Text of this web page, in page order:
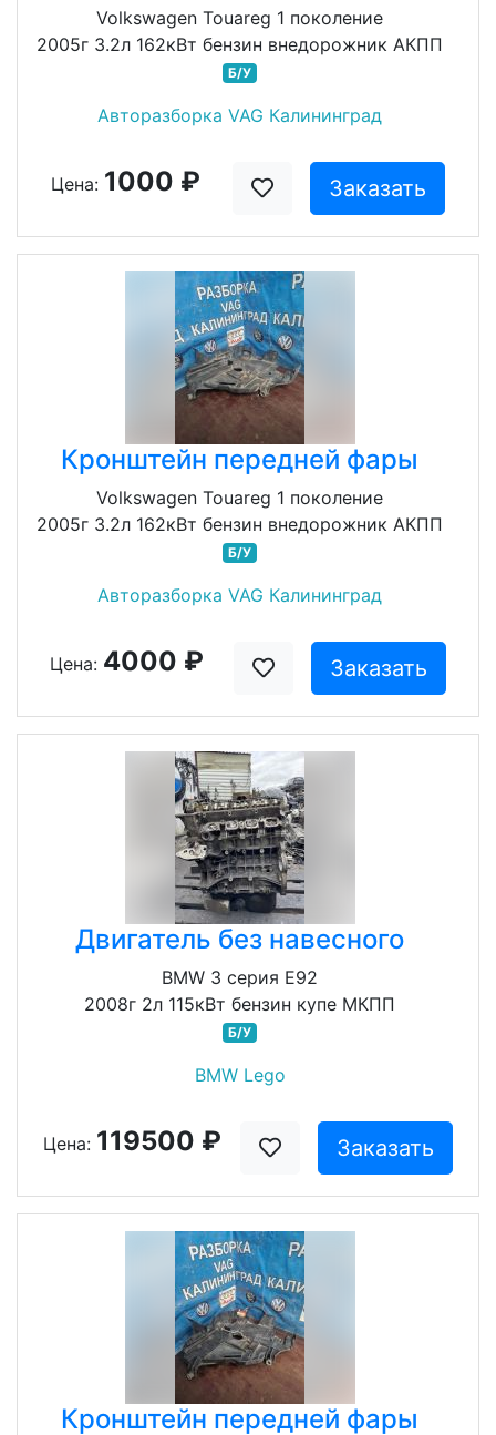
Volkswagen Touareg 1 поколение
2005г 3.2л 162кВт бензин внедорожник АКПП
Б/У
Авторазборка VAG Калининград
Цена: 1000 ₽ Заказать
Кронштейн передней фары
Volkswagen Touareg 1 поколение
2005г 3.2л 162кВт бензин внедорожник АКПП
Б/У
Авторазборка VAG Калининград
Цена: 4000 ₽ Заказать
Двигатель без навесного
BMW 3 серия E92
2008г 2л 115кВт бензин купе МКПП
Б/У
BMW Lego
Цена: 119500 ₽ Заказать
Кронштейн передней фары